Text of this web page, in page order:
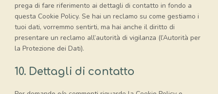
prega di fare riferimento ai dettagli di contatto in fondo a
questa Cookie Policy. Se hai un reclamo su come gestiamo i
tuoi dati, vorremmo sentirti, ma hai anche il diritto di
presentare un reclamo all’autorità di vigilanza (l’Autorità per
la Protezione dei Dati).
10. Dettagli di contatto